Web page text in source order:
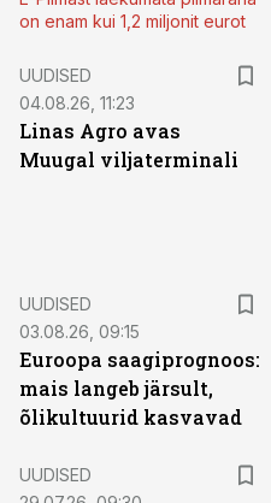
on enam kui 1,2 miljonit eurot
UUDISED
04.08.26, 11:23
Linas Agro avas
Muugal viljaterminali
UUDISED
03.08.26, 09:15
Euroopa saagiprognoos:
mais langeb järsult,
õlikultuurid kasvavad
UUDISED